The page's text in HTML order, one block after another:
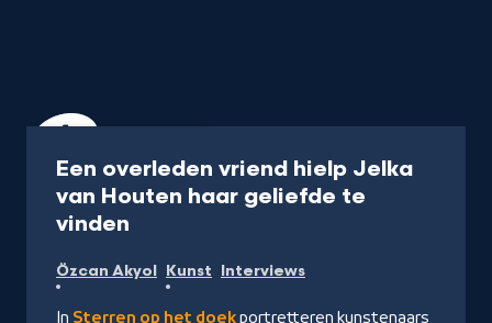
Een overleden vriend hielp Jelka
van Houten haar geliefde te
vinden
op
NPO
Özcan Akyol Kunst Interviews
In Sterren op het doekportretteren kunstenaars